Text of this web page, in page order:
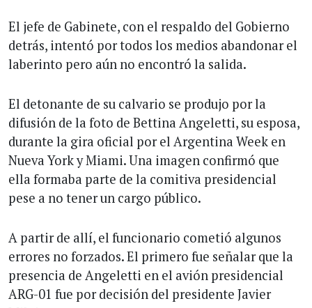
El jefe de Gabinete, con el respaldo del Gobierno
detrás, intentó por todos los medios abandonar el
laberinto pero aún no encontró la salida.
El detonante de su calvario se produjo por la
difusión de la foto de Bettina Angeletti, su esposa,
durante la gira oficial por el Argentina Week en
Nueva York y Miami. Una imagen confirmó que
ella formaba parte de la comitiva presidencial
pese a no tener un cargo público.
A partir de allí, el funcionario cometió algunos
errores no forzados. El primero fue señalar que la
presencia de Angeletti en el avión presidencial
ARG-01 fue por decisión del presidente Javier